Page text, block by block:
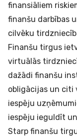
finansiāliem
finanšu darbības
cilvēku
Finanšu tirgus
virtuālās
dažādi finanšu
obligācijas un citi
iespēju
iespēju ieguldīt
Starp finanšu